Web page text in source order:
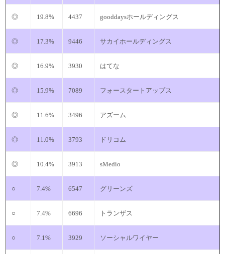
◎ 19.8% 4437 gooddaysホールディングス
◎ 17.3% 9446 サカイホールディングス
◎ 16.9% 3930 はてな
◎ 15.9% 7089 フォースタートアップス
◎ 11.6% 3496 アズーム
◎ 11.0% 3793 ドリコム
◎ 10.4% 3913 sMedio
○ 7.4% 6547 グリーンズ
○ 7.4% 6696 トランザス
○ 7.1% 3929 ソーシャルワイヤー